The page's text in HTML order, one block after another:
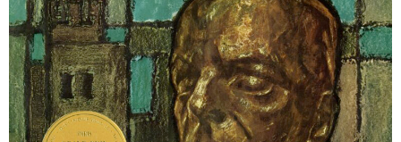
器楽曲
声楽曲
合唱
オペラ